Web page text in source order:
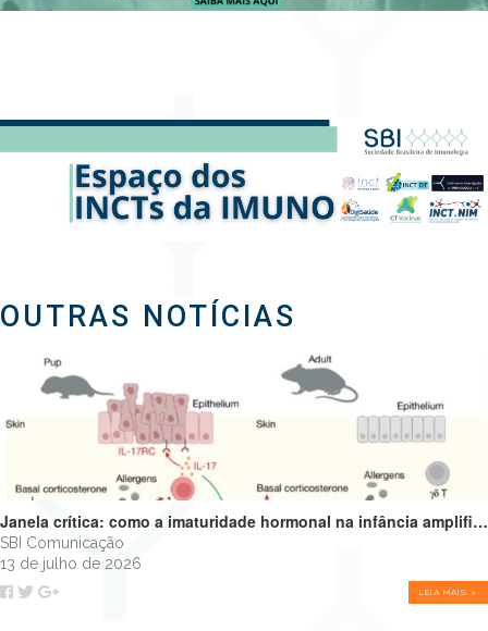
OUTRAS NOTÍCIAS
Janela crítica: como a imaturidade hormonal na infância amplifica alergias e programa o futuro do sistema imune
SBI Comunicação
13 de julho de 2026
LEIA MAIS >